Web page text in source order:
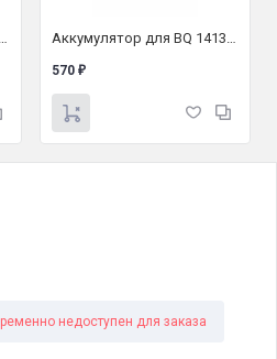
570 ₽
недоступен для заказа